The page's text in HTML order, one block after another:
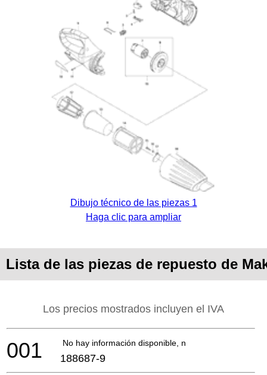
Dibujo técnico de las piezas 1
Haga clic para ampliar
Lista de las piezas de repuesto de
Los precios mostrados incluyen el IVA
No hay información disponible, no se puede pedir
001 188687-9